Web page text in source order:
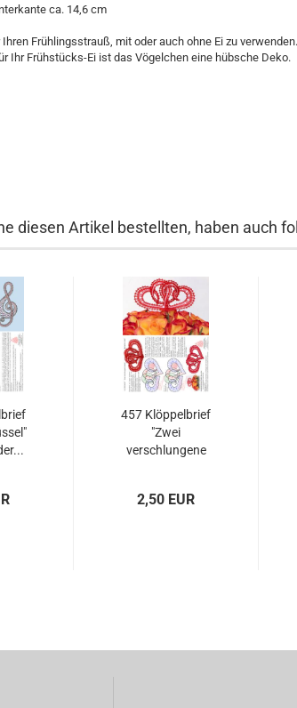
ca. 14,6 cm
Frühlingsstrauß, mit oder auch ohne Ei zu verwenden.
Ihr Frühstücks-Ei ist das Vögelchen eine hübsche Deko.
diesen Artikel bestellten, haben auch
457 Klöppelbrief
"Zwei
verschlungene
2,50 EUR